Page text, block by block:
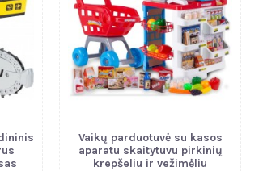
Vaikų parduotuvė su kasos
aparatu skaitytuvu pirkinių
krepšeliu ir vežimėliu